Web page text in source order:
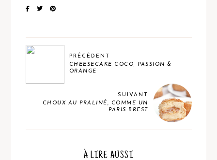
PRÉCÉDENT
CHEESECAKE COCO, PASSION &
ORANGE
SUIVANT
CHOUX AU PRALINÉ, COMME UN
PARIS-BREST
À LIRE AUSSI